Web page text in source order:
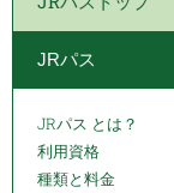
JRパス
JRパス とは？
利用資格
種類と料金